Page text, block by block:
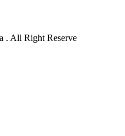
. All Right Reserve